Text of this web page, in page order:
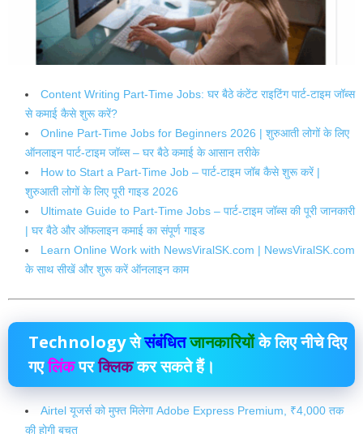
Content Writing Part-Time Jobs: घर बैठे कंटेंट राइटिंग पार्ट-टाइम जॉब्स
से कमाई कैसे शुरू करें?
Online Part-Time Jobs for Beginners 2026 | शुरुआती लोगों के लिए
ऑनलाइन पार्ट-टाइम जॉब्स – घर बैठे कमाई के आसान तरीके
How to Start a Part-Time Job – पार्ट-टाइम जॉब कैसे शुरू करें |
शुरुआती लोगों के लिए पूरी गाइड 2026
Ultimate Guide to Part-Time Jobs – पार्ट-टाइम जॉब्स की पूरी जानकारी
| घर बैठे और ऑफलाइन कमाई का संपूर्ण गाइड
Learn Online Work with NewsViralSK.com | NewsViralSK.com
के साथ सीखें और शुरू करें ऑनलाइन काम
Technologyसेसंबंधितजानकारियोंके लिए नीचे दिए
गएलिंकपरक्लिककर सकते हैं।
Airtel यूजर्स को मुफ्त मिलेगा Adobe Express Premium, ₹4,000 तक
की होगी बचत